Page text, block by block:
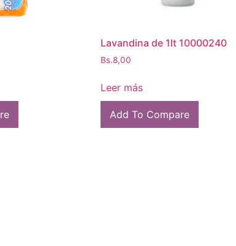
Lavandina de 1lt 10000240
Bs.8,00
Leer más
Add To Compare